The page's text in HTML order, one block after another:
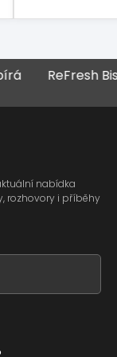
ReFresh Bistro
nabídka
rozhovory i příběhy